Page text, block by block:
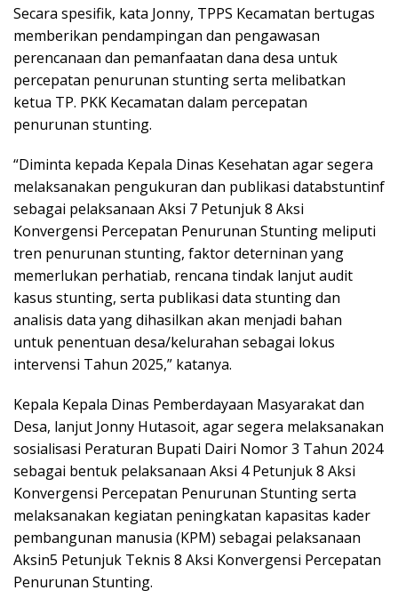
Secara spesifik, kata Jonny, TPPS Kecamatan bertugas
memberikan pendampingan dan pengawasan
perencanaan dan pemanfaatan dana desa untuk
percepatan penurunan stunting serta melibatkan
ketua TP. PKK Kecamatan dalam percepatan
penurunan stunting.
“Diminta kepada Kepala Dinas Kesehatan agar segera
melaksanakan pengukuran dan publikasi databstuntinf
sebagai pelaksanaan Aksi 7 Petunjuk 8 Aksi
Konvergensi Percepatan Penurunan Stunting meliputi
tren penurunan stunting, faktor deterninan yang
memerlukan perhatiab, rencana tindak lanjut audit
kasus stunting, serta publikasi data stunting dan
analisis data yang dihasilkan akan menjadi bahan
untuk penentuan desa/kelurahan sebagai lokus
intervensi Tahun 2025,” katanya.
Kepala Kepala Dinas Pemberdayaan Masyarakat dan
Desa, lanjut Jonny Hutasoit, agar segera melaksanakan
sosialisasi Peraturan Bupati Dairi Nomor 3 Tahun 2024
sebagai bentuk pelaksanaan Aksi 4 Petunjuk 8 Aksi
Konvergensi Percepatan Penurunan Stunting serta
melaksanakan kegiatan peningkatan kapasitas kader
pembangunan manusia (KPM) sebagai pelaksanaan
Aksin5 Petunjuk Teknis 8 Aksi Konvergensi Percepatan
Penurunan Stunting.